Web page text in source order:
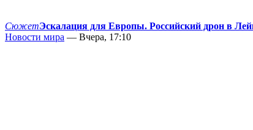
СюжетЭскалация для Европы. Российский дрон в
Новости мира — Вчера, 17:10